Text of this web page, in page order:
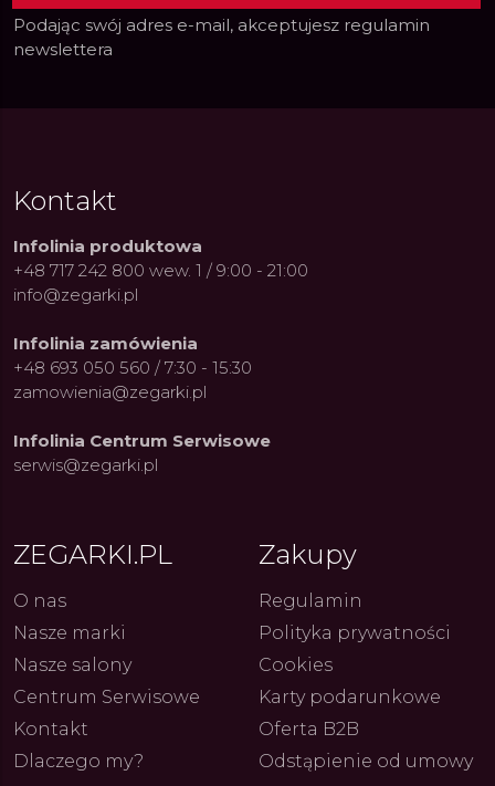
Constant: Pasja,
27.07.2026
Fenomen marki Festina. Od
kolarskich pasji do ikonicznych
kolekcji zegarków
ZEGARKI.PL 4.08.2026
Podając swój adres e-mail, akceptujesz regulamin
newslettera
Kontakt
Infolinia produktowa
+48 717 242 800 wew. 1 / 9:00 - 21:00
info@zegarki.pl
Infolinia zamówienia
+48 693 050 560 / 7:30 - 15:30
zamowienia@zegarki.pl
Infolinia Centrum Serwisowe
serwis@zegarki.pl
ZEGARKI.PL
O nas
Nasze marki
Nasze salony
Centrum Serwisowe
Kontakt
Dlaczego my?
Zakupy
Regulamin
Polityka prywatności
Cookies
Karty podarunkowe
Oferta B2B
Odstąpienie od umowy